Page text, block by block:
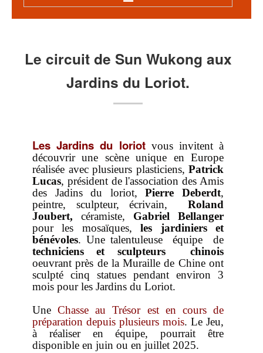
Visites scolaires, centres de loisirs
Evénementiels
Accès intranet
Vie associative - Charte
Horaires, prix...
Tarif général
Informations pratiques
Jours d'ouverture et horaires 2026
La Boutique souvenirs
Événements
Catalogue des bambous
Bien choisir ses bambous
Le circuit de Sun Wukong aux
Jardins du Loriot.
Les Jardins du loriot vous invitent à
découvrir une scène unique en Europe
réalisée avec plusieurs plasticiens, Patrick
Lucas, président de l'association des Amis
des Jadins du loriot,Pierre Deberdt,
peintre, sculpteur, écrivain, Roland
Joubert, céramiste, Gabriel Bellanger
pour les mosaïques,les jardiniers et
bénévoles. Une talentuleuse équipe de
techniciens et sculpteurs chinois
oeuvrant près de la Muraille de Chine ont
sculpté cinq statues pendant environ 3
mois pour les Jardins du Loriot.
UneChasse au Trésor est en cours de
préparation depuis plusieurs mois. Le Jeu,
à réaliser en équipe, pourrait être
disponible en juin ou en juillet 2025.